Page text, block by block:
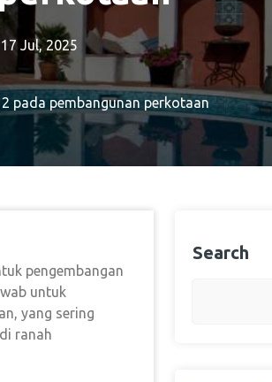
17 Jul, 2025
pada pembangunan perkotaan
pengembangan
untuk
yang sering
ranah
Search